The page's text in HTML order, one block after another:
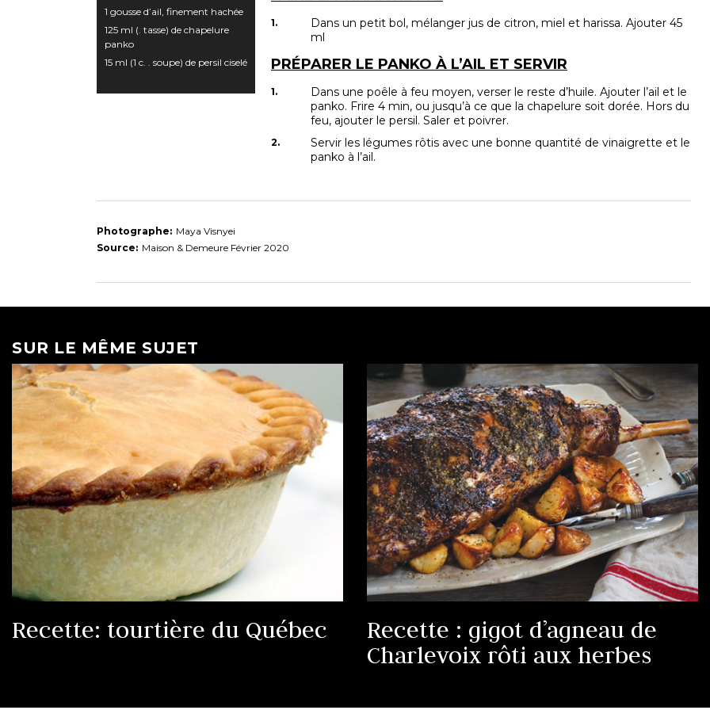
1 gousse d’ail, finement hachée
125 ml (. tasse) de chapelure
panko
15 ml (1 c. . soupe) de persil ciselé
Dans un petit bol, mélanger jus de citron, miel et harissa. Ajouter 45
ml
PRÉPARER LE PANKO À L’AIL ET SERVIR
Dans une poêle à feu moyen, verser le reste d’huile. Ajouter l’ail et le
panko. Frire 4 min, ou jusqu’à ce que la chapelure soit dorée. Hors du
feu, ajouter le persil. Saler et poivrer.
Servir les légumes rôtis avec une bonne quantité de vinaigrette et le
panko à l’ail.
Photographe: Maya Visnyei
Source: Maison & Demeure Février 2020
SUR LE MÊME SUJET
Recette: tourtière du Québec
Recette : gigot d’agneau de
Charlevoix rôti aux herbes